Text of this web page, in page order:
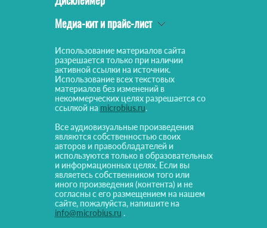
Медиа-кит и прайс-лист
Использование материалов сайта
разрешается только при наличии
активной ссылки на источник.
Использование всех текстовых
материалов без изменений в
некоммерческих целях разрешается со
ссылкой на microbius.ru.
Все аудиовизуальные произведения
являются собственностью своих
авторов и правообладателей и
используются только в образовательных
и информационных целях. Если вы
являетесь собственником того или
иного произведения (контента) и не
согласны с его размещением на нашем
сайте, пожалуйста, напишите на
info@microbius.ru .